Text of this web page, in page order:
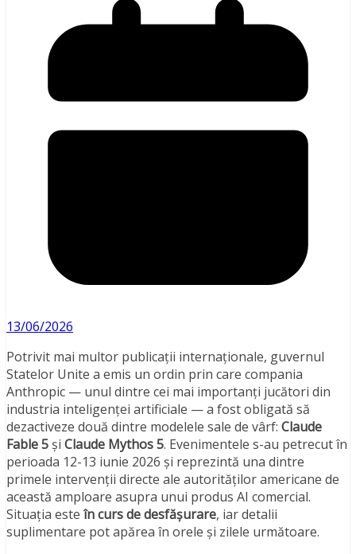
13/06/2026
Potrivit mai multor publicații internaționale, guvernul
Statelor Unite a emis un ordin prin care compania
Anthropic — unul dintre cei mai importanți jucători din
industria inteligenței artificiale — a fost obligată să
dezactiveze două dintre modelele sale de vârf: Claude
Fable 5și Claude Mythos 5. Evenimentele s-au petrecut în
perioada 12-13 iunie 2026 și reprezintă una dintre
primele intervenții directe ale autorităților americane de
această amploare asupra unui produs AI comercial.
Situația esteîn curs de desfășurare, iar detalii
suplimentare pot apărea în orele și zilele următoare.